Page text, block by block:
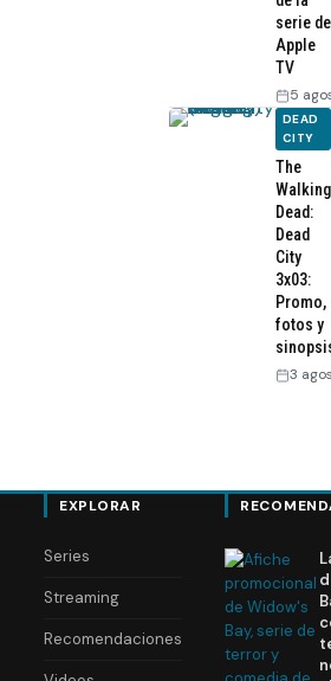
serie de
Apple
TV
5
DEAD
CITY
The
Walking
Dead:
Dead
City
3x03:
Promo,
fotos y
3
EXPLORAR
Series
Streaming
Recomendaciones